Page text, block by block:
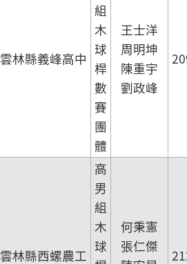
雲林縣義峰高中
組
木
球
桿
數
賽
團
體
王士洋
周明坤
陳重宇
劉政峰
雲林縣西螺農工
高
男
組
木
球
何秉憲
張仁傑